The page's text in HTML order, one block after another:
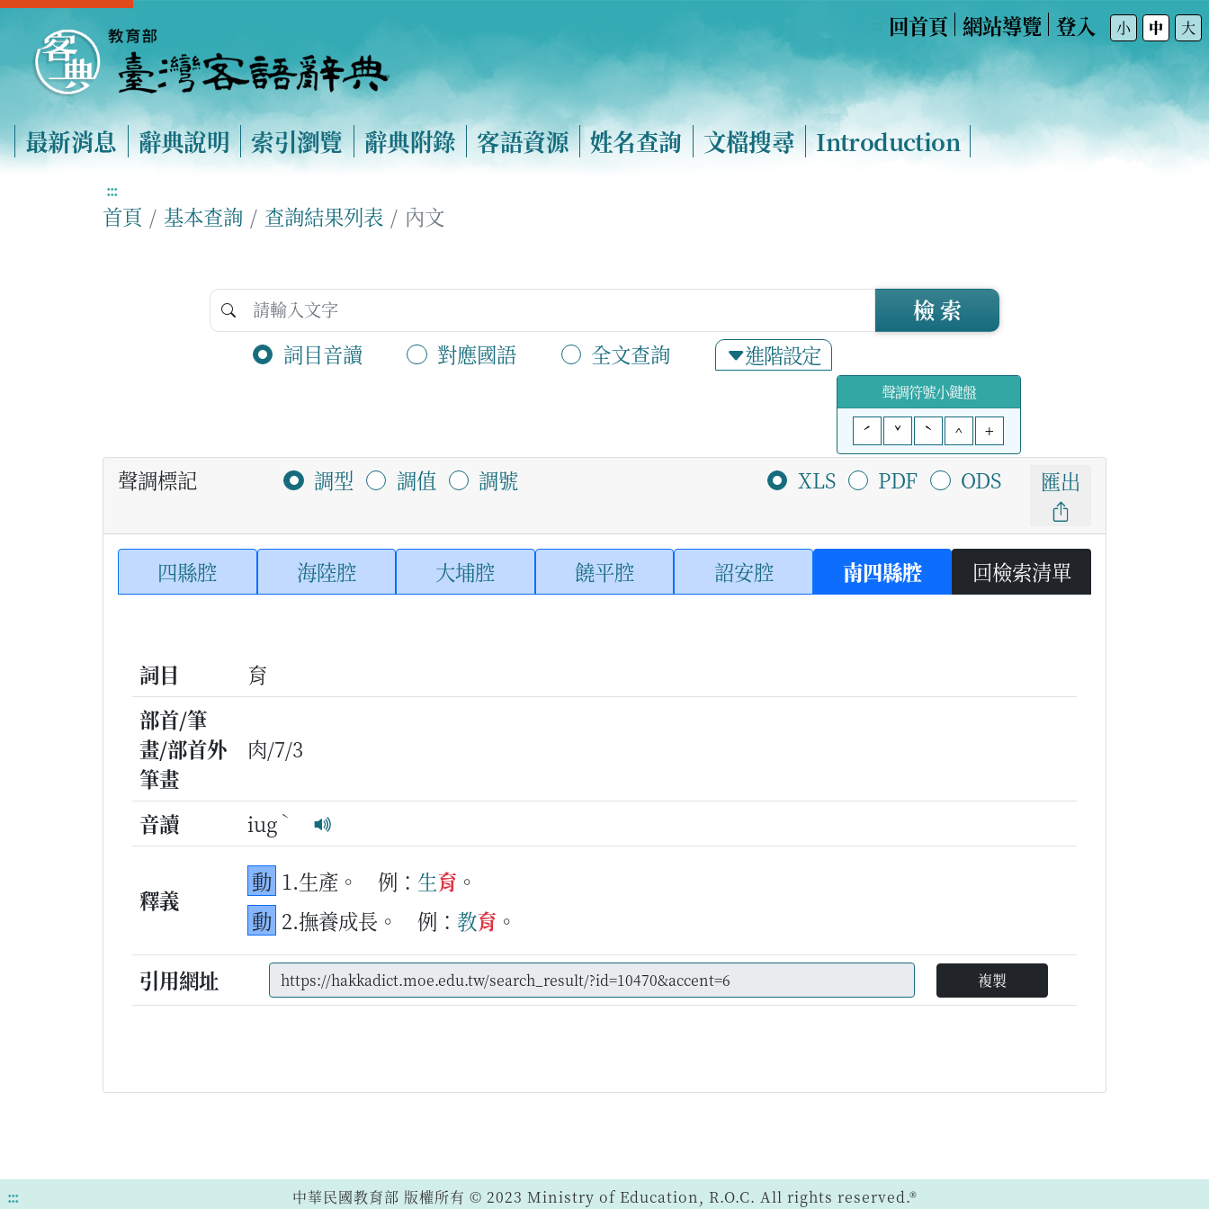
回首頁 網站導覽 登入 小 中 大
最新消息 辭典說明 索引瀏覽 辭典附錄 客語資源 姓名查詢 文檔搜尋 Introduction
:::
首頁 基本查詢 查詢結果列表 內文
詞目音讀 對應國語 全文查詢 進階設定
檢 索
聲調符號小鍵盤
ˊ
ˇ ˋ ^ +
聲調標記 調型 調值 調號 XLS PDF ODS 匯出
四縣腔 海陸腔 大埔腔 饒平腔 詔安腔 南四縣腔 回檢索清單
詞目
育
部首/筆
畫/部首外
筆畫
肉/7/3
音讀 iug ˋ
釋義
動 1.生產。 例： 生育 。
動 2.撫養成長。 例： 教育 。
引用網址 複製
:::
中華民國教育部 版權所有 © 2023 Ministry of Education, R.O.C. All rights reserved.®